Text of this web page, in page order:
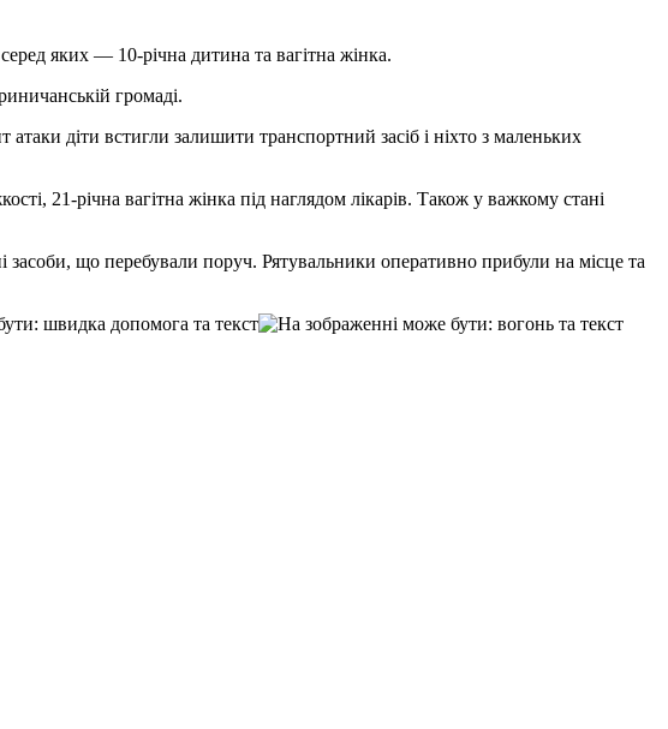
яких — 10-річна дитина та вагітна жінка.
громаді.
діти встигли залишити транспортний засіб і ніхто з маленьких
21-річна вагітна жінка під наглядом лікарів. Також у важкому стані
що перебували поруч. Рятувальники оперативно прибули на місце та